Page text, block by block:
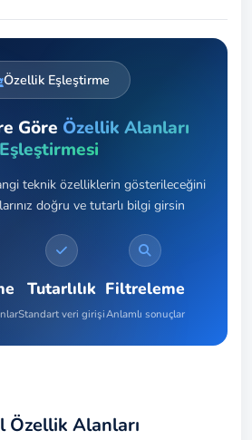
Özellik Eşleştirme
Göre Özellik Alanları
Eşleştirmesi
teknik özelliklerin gösterileceğini
doğru ve tutarlı bilgi girsin
Tutarlılık
Standart veri girişi
Filtreleme
Anlamlı sonuçlar
Özellik Alanları